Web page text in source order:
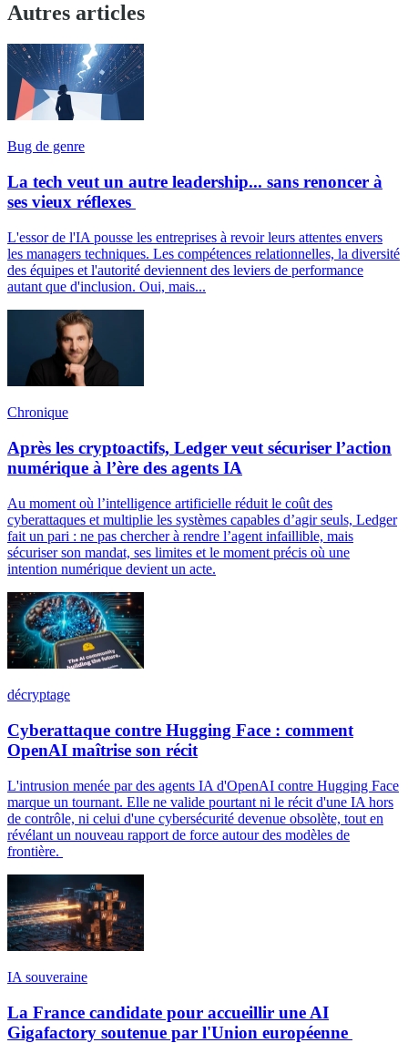
Autres articles
Bug de genre
La tech veut un autre leadership... sans renoncer à
ses vieux réflexes
L'essor de l'IA pousse les entreprises à revoir leurs attentes envers
les managers techniques. Les compétences relationnelles, la diversité
des équipes et l'autorité deviennent des leviers de performance
autant que d'inclusion. Oui, mais...
Chronique
Après les cryptoactifs, Ledger veut sécuriser l’action
numérique à l’ère des agents IA
Au moment où l’intelligence artificielle réduit le coût des
cyberattaques et multiplie les systèmes capables d’agir seuls, Ledger
fait un pari : ne pas chercher à rendre l’agent infaillible, mais
sécuriser son mandat, ses limites et le moment précis où une
intention numérique devient un acte.
décryptage
Cyberattaque contre Hugging Face : comment
OpenAI maîtrise son récit
L'intrusion menée par des agents IA d'OpenAI contre Hugging Face
marque un tournant. Elle ne valide pourtant ni le récit d'une IA hors
de contrôle, ni celui d'une cybersécurité devenue obsolète, tout en
révélant un nouveau rapport de force autour des modèles de
frontière.
IA souveraine
La France candidate pour accueillir une AI
Gigafactory soutenue par l'Union européenne